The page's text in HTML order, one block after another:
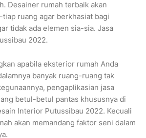
Desainer rumah terbaik akan
ruang agar berkhasiat bagi
tidak ada elemen sia-sia. Jasa
2022.
apabila eksterior rumah Anda
banyak ruang-ruang tak
pengaplikasian jasa
betul-betul pantas khususnya di
Interior Putussibau 2022. Kecuali
akan memandang faktor seni dalam